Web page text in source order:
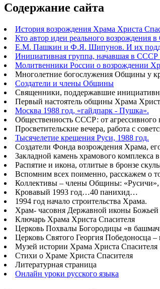
Содержание сайта
История возрождения Храма Христа
Кто автор идеи реального возрождения
Е.М. Пашкин и Ф.Я. Шипунов. И их
Инициативная группа, начавшая в
Молитвенники России о возрождении
Многолетние богослужения Общины у
Создатели и члены Общины
Священники, поддержавшие
Первый настоятель общины Храма
Москва 1988 год, «гайдпарк - Пушка».
Общественность СССР: от
Просветительские вечера, работа с
Тысячелетие крещения Руси, 1988 год.
Создатели Фонда возрождения Храма,
Закладной камень храмового
Распятие и икона, отлитые в бронзе
Вспомним всех поименно, расскажем о
Коллективы – члены Общины: «Русичи»,
Кровавый 1993 год…40 панихид…
1994 год начало строительства Храма.
Храм- часовня Державной иконы
Ключарь Храма Христа Спасителя
Церковь Похвалы Богородицы «в
Церковь Святого Георгия Победоносца –
Музей истории Храма Христа Спасителя
Стихи о Храме Христа Спасителя
Литературная страница
Онлайн уроки русского языка